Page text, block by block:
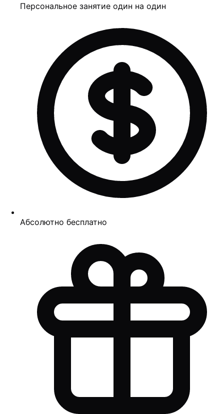
Персональное занятие один на один
Абсолютно бесплатно